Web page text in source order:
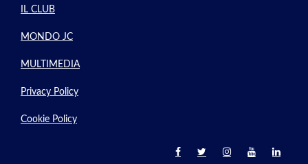
IL CLUB
MONDO JC
MULTIMEDIA
Privacy Policy
Cookie Policy